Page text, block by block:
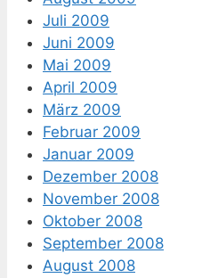
Juli 2009
Juni 2009
Mai 2009
April 2009
März 2009
Februar 2009
Januar 2009
Dezember 2008
November 2008
Oktober 2008
September 2008
August 2008